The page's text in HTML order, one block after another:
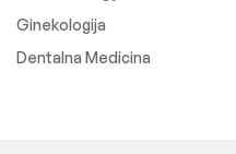
Ginekologija
Dentalna Medicina